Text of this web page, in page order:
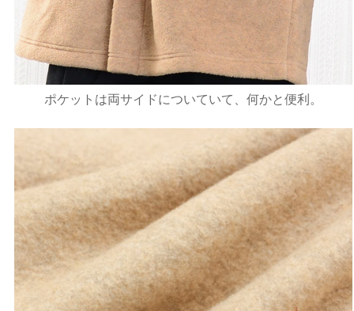
ポケットは両サイドについていて、何かと便利。